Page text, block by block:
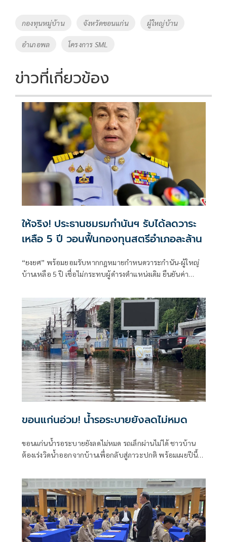
o
k
Li
k
Tags
กองทุนหมู่บ้าน จังหวัดขอนแก่น ผู้ใหญ่บ้าน
อำเภอพล โครงการ SML
ข่าวที่เกี่ยวข้อง
ให้จริง! ประธานชมรมกำนันฯ รับได้ลดวาระ
เหลือ 5 ปี วอนฟื้นกองทุนสตรีอำเภอละล้าน
“ยงยศ” พร้อมยอมรับหากกฎหมายกำหนดวาระกำนัน-ผู้ใหญ่
บ้านเหลือ 5 ปี เชื่อไม่กระทบผู้ดำรงตำแหน่งเดิม ยืนยันค่า
ขอนแก่นอ่วม! น้ำรอระบายยังลดไม่หมด
ขอนแก่นน้ำรอระบายยังลดไม่หมด รถเล็กผ่านไม่ได้ ชาวบ้าน
ต้องเร่งวิดน้ำออกจากบ้านเพื่อกลับสู่ภาวะปกติ พร้อมเผยปีนี้